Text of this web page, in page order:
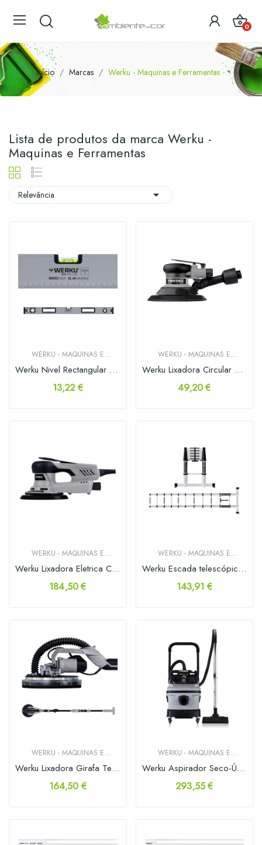
0
Início Marcas Werku - Maquinas e Ferramentas
Lista de produtos da marca Werku -
Maquinas e Ferramentas
Relevância 
WERKU - MAQUINAS E
Werku Nivel Rectangular de alumínio 800mm
13,22 €
WERKU - MAQUINAS E
Werku Lixadora Circular Orbital 5mm 150mm
49,20 €
WERKU - MAQUINAS E
Werku Lixadora Eletrica Circular Rotorbital...
184,50 €
WERKU - MAQUINAS E
Werku Escada telescópica 10 degrau 3.20m Max:...
143,91 €
WERKU - MAQUINAS E
Werku Lixadora Girafa Tetos e Paredes 750W
164,50 €
WERKU - MAQUINAS E
Werku Aspirador Seco-Úmido 30lt 1600w
293,55 €